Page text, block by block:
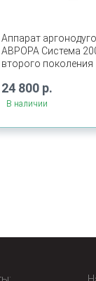
Аппарат
АВРОРА Система
второго поколения
24 800 р.
В наличии